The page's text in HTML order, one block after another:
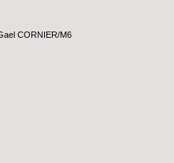
CORNIER/M6